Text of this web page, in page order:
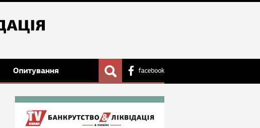
Опитування facebook